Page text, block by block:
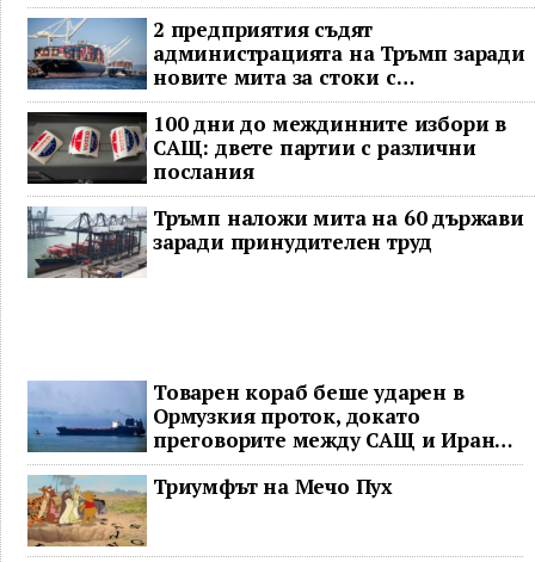
2 предприятия съдят
администрацията на Тръмп заради
новите мита за стоки с
принудителен труд
100 дни до междинните избори в
САЩ: двете партии с различни
послания
Тръмп наложи мита на 60 държави
заради принудителен труд
Товарен кораб беше ударен в
Ормузкия проток, докато
преговорите между САЩ и Иран
останаха в безизходица
Триумфът на Мечо Пух